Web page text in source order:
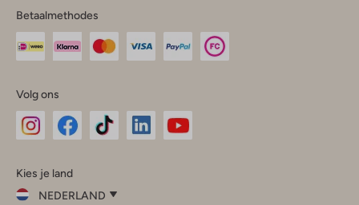
Betaalmethodes
Volg ons
InstagramFacebook
Kies je land
NEDERLAND